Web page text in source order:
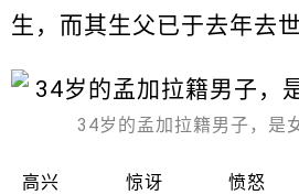
生，而其生父已于去年去世
34岁的孟加拉籍男子，是
高兴 惊讶 愤怒